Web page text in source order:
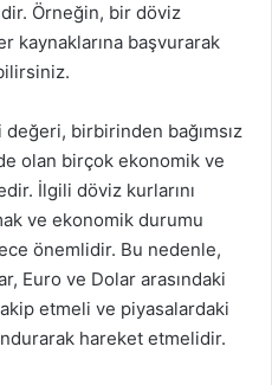
Örneğin, bir döviz
kaynaklarına başvurarak
değeri, birbirinden bağımsız
olan birçok ekonomik ve
İlgili döviz kurlarını
ve ekonomik durumu
önemlidir. Bu nedenle,
Euro ve Dolar arasındaki
etmeli ve piyasalardaki
hareket etmelidir.